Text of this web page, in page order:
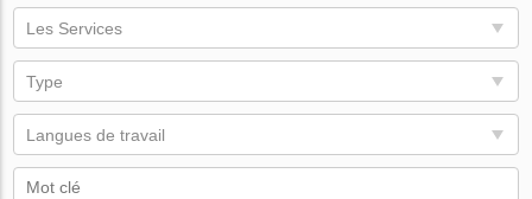
Les Services
Type
Langues de travail